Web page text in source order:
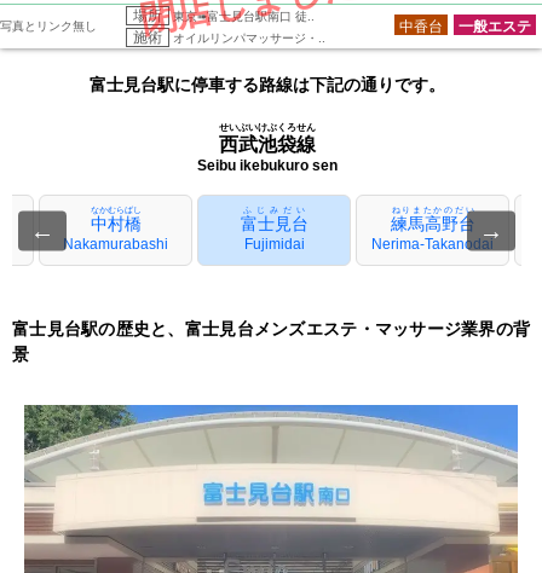
写真とリンク無し
場所 東京➠富士見台駅南口 徒..
施術 オイルリンパマッサージ・..
一般エステ
中香台
富士見台駅に停車する路線は下記の通りです。
西武池袋線
せいぶいけぶくろせん
Seibu ikebukuro sen
← 中村橋
なかむらばし
Nakamurabashi
富士見台
ふじみだい
Fujimidai
練馬高野台
ねりまたかのだい
Nerima-Takanodai
→
富士見台駅の歴史と、富士見台メンズエステ・マッサージ業界の背
景